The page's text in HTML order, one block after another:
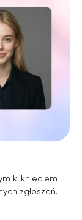
kliknięciem i
zgłoszeń.